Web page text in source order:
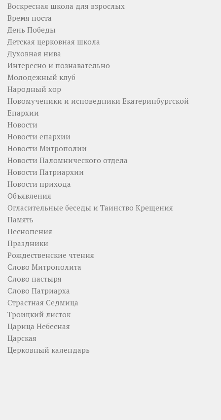
Воскресная школа для взрослых
Время поста
День Победы
Детская церковная школа
Духовная нива
Интересно и познавательно
Молодежный клуб
Народный хор
Новомученики и исповедники Екатеринбургской
Епархии
Новости
Новости епархии
Новости Митрополии
Новости Паломнического отдела
Новости Патриархии
Новости прихода
Объявления
Огласительные беседы и Таинство Крещения
Память
Песнопения
Праздники
Рождественские чтения
Слово Митрополита
Слово пастыря
Слово Патриарха
Страстная Седмица
Троицкий листок
Царица Небесная
Царская
Церковный календарь